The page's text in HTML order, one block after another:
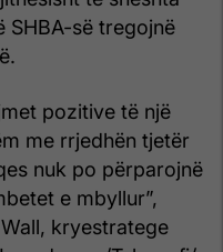
SHBA-së tregojnë
pozitive të një
me rrjedhën tjetër
nuk po përparojnë
e mbyllur”,
kryestratege